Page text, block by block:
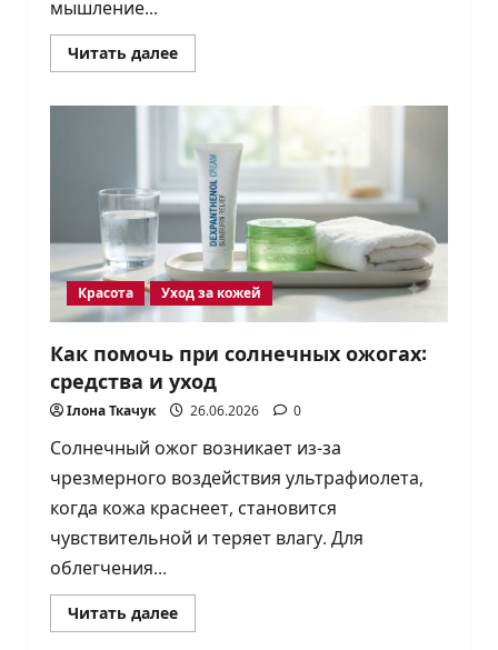
мышление...
Читать далееПрочитать
больше
для
женщин
2026:
мотивация
и
саморазвитие
Красота Уход за кожей
Как помочь при солнечных ожогах:
средства и уход
Ілона Ткачук 26.06.2026 0
Солнечный ожог возникает из-за
чрезмерного воздействия ультрафиолета,
когда кожа краснеет, становится
чувствительной и теряет влагу. Для
облегчения...
Читать далееПрочитать
больше